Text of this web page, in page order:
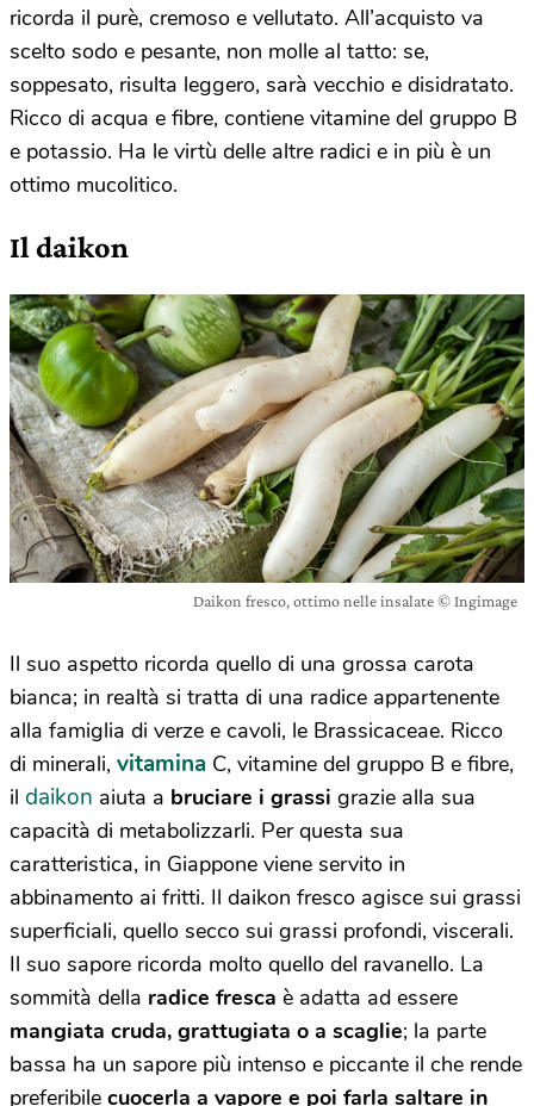
ricorda il purè, cremoso e vellutato. All’acquisto va
scelto sodo e pesante, non molle al tatto: se,
soppesato, risulta leggero, sarà vecchio e disidratato.
Ricco di acqua e fibre, contiene vitamine del gruppo B
e potassio. Ha le virtù delle altre radici e in più è un
ottimo mucolitico.
Il daikon
Daikon fresco, ottimo nelle insalate © Ingimage
Il suo aspetto ricorda quello di una grossa carota
bianca; in realtà si tratta di una radice appartenente
alla famiglia di verze e cavoli, le Brassicaceae. Ricco
di minerali, vitamina C, vitamine del gruppo B e fibre,
il daikon aiuta a bruciare i grassi grazie alla sua
capacità di metabolizzarli. Per questa sua
caratteristica, in Giappone viene servito in
abbinamento ai fritti. Il daikon fresco agisce sui grassi
superficiali, quello secco sui grassi profondi, viscerali.
Il suo sapore ricorda molto quello del ravanello. La
sommità della radice fresca è adatta ad essere
mangiata cruda, grattugiata o a scaglie; la parte
bassa ha un sapore più intenso e piccante il che rende
preferibile cuocerla a vapore e poi farla saltare in